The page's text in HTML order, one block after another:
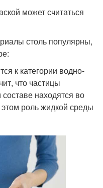
может считаться
столь популярны,
к категории водно-
что частицы
находятся во
роль жидкой среды